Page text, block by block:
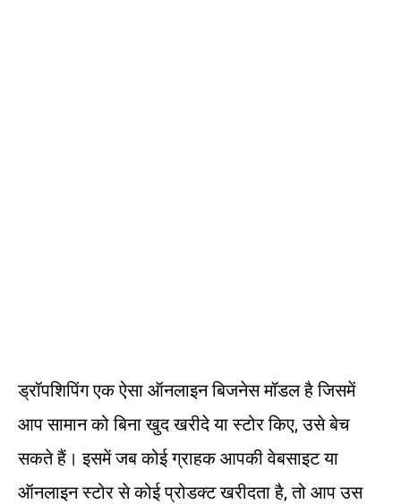
ड्रॉपशिपिंग एक ऐसा ऑनलाइन बिजनेस मॉडल है जिसमें
आप सामान को बिना खुद खरीदे या स्टोर किए, उसे बेच
सकते हैं। इसमें जब कोई ग्राहक आपकी वेबसाइट या
ऑनलाइन स्टोर से कोई प्रोडक्ट खरीदता है, तो आप उस